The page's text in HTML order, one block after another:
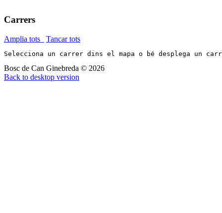
Carrers
Amplia tots Tancar tots
Selecciona un carrer dins el mapa o bé desplega un
Bosc de Can Ginebreda © 2026
Back to desktop version